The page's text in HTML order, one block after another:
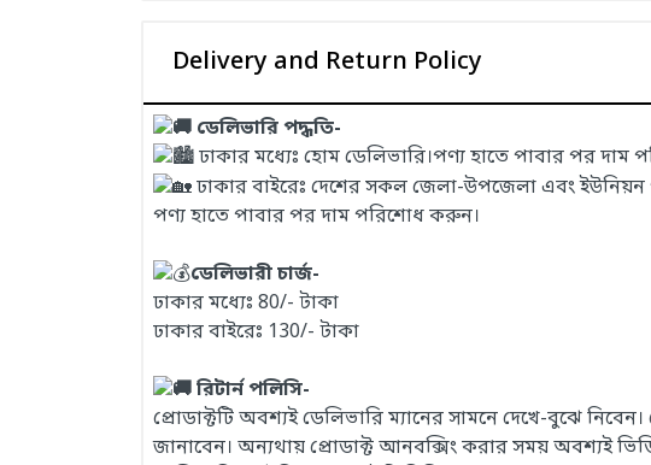
Delivery and Return Policy
ডেলিভারি পদ্ধতি-
ঢাকার মধ্যেঃ হোম ডেলিভারি।পণ্য হাতে পাবার পর দাম
ঢাকার বাইরেঃ দেশের সকল জেলা-উপজেলা এবং ইউনিয়ন
পণ্য হাতে পাবার পর দাম পরিশোধ করুন।
ডেলিভারী চার্জ-
ঢাকার মধ্যেঃ 80/- টাকা
ঢাকার বাইরেঃ 130/- টাকা
রিটার্ন পলিসি-
প্রোডাক্টটি অবশ্যই ডেলিভারি ম্যানের সামনে দেখে-বুঝে
জানাবেন। অন্যথায় প্রোডাক্ট আনবক্সিং করার সময় অবশ্যই